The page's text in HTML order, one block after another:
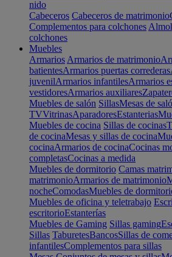
nido
Cabeceros Cabeceros de matrimonio
Complementos para colchones
colchones
Muebles
Armarios Armarios de matrimonio
batientesArmarios puertas correderas
juvenilArmarios infantilesArmarios
vestidoresArmarios auxiliares
Muebles de salón SillasMesas de
TVVitrinasAparadoresEstanterias
Muebles de cocina Sillas de cocinas
de cocinaMesas y sillas de cocina
cocinaArmarios de cocinaCocinas
completasCocinas a medida
Muebles de dormitorio Camas
matrimonioArmarios de matrimonio
nocheComodasMuebles de
Muebles de oficina y teletrabajo
escritorioEstanterías
Muebles de Gaming Sillas gaming
Sillas TaburetesBancosSillas de
infantilesComplementos para sillas